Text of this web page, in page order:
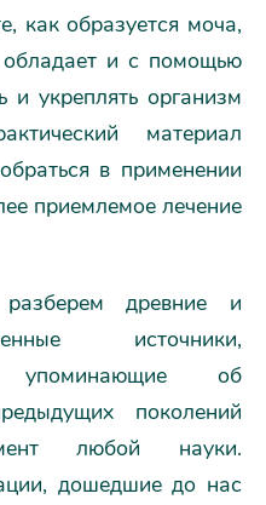
как образуется моча,
и с помощью
и укреплять организм
материал
в применении
приемлемое лечение
древние и
источники,
об
поколений
любой науки.
дошедшие до нас